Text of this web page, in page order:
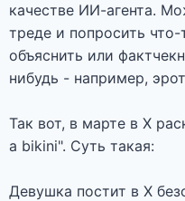
качестве ИИ-агента.
треде и попросить
объяснить или
нибудь - например,
Так вот, в марте в X
a bikini". Суть такая:
Девушка постит в X